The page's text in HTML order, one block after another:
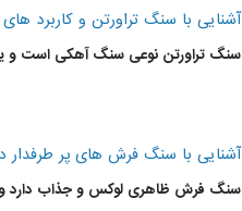
آشنایی با سنگ تراورتن و کاربرد
سنگ تراورتن نوعی سنگ آهکی است و
آشنایی با سنگ فرش های پر طرفدار
سنگ فرش ظاهری لوکس و جذاب دارد و